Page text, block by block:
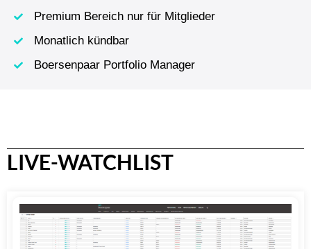
Premium Bereich nur für Mitglieder
Monatlich kündbar
Boersenpaar Portfolio Manager
LIVE-WATCHLIST